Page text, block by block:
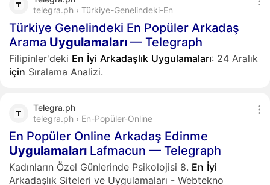
telegra.ph › Türkiye-Genelindeki-En
Türkiye Genelindeki En Popüler Arkadaş
Arama Uygulamaları — Telegraph
Filipinler'deki En İyi Arkadaşlık Uygulamaları: 24 Aralık
için Sıralama Analizi.
Telegra.ph
telegra.ph › En-Popüler-Online
En Popüler Online Arkadaş Edinme
Uygulamaları Lafmacun — Telegraph
Kadınların Özel Günlerinde Psikolojisi 8. En İyi
Arkadaşlık Siteleri ve Uygulamaları - Webtekno